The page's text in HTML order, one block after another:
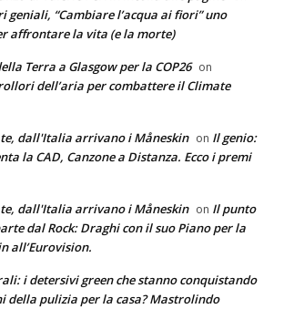
geniali, “Cambiare l’acqua ai fiori” uno
affrontare la vita (e la morte)
Terra a Glasgow per la COP26 on
dell’aria per combattere il Climate
dall'Italia arrivano i Måneskin on Il genio:
la CAD, Canzone a Distanza. Ecco i premi
dall'Italia arrivano i Måneskin on Il punto
dal Rock: Draghi con il suo Piano per la
all’Eurovision.
i detersivi green che stanno conquistando
della pulizia per la casa? Mastrolindo